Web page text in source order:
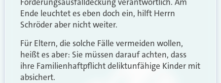
Ende leuchtet es eben doch ein, hilft Herrn
Schröder aber nicht weiter.
Für Eltern, die solche Fälle vermeiden wollen,
heißt es aber: Sie müssen darauf achten, dass
ihre Familienhaftpflicht deliktunfähige Kinder mit
absichert.